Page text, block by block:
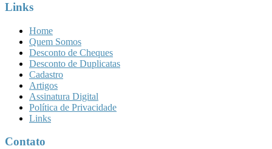
Links
Home
Quem Somos
Desconto de Cheques
Desconto de Duplicatas
Cadastro
Artigos
Assinatura Digital
Política de Privacidade
Links
Contato